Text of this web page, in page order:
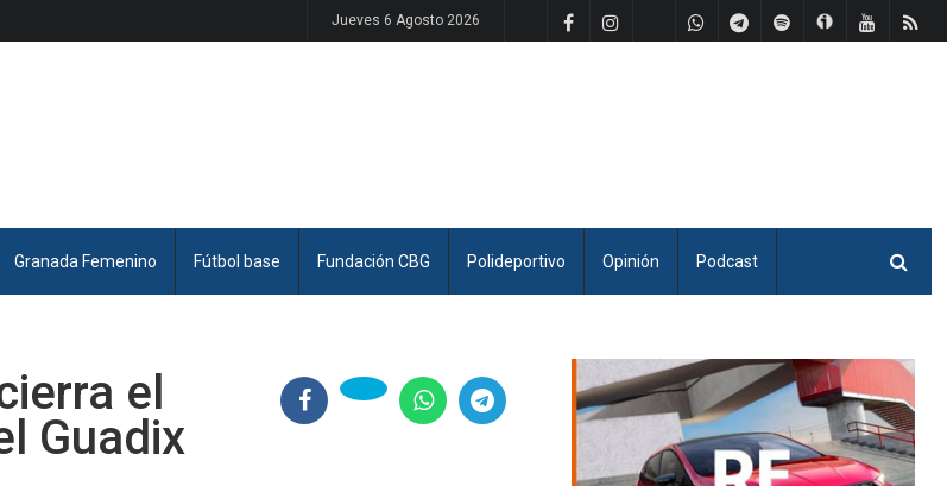
Jueves 6 Agosto 2026
Granada Femenino Fútbol base Fundación CBG Polideportivo Opinión Podcast
el
Guadix